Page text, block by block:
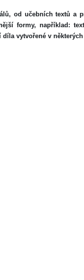
od učebních textů a
formy, například:
vytvořené v